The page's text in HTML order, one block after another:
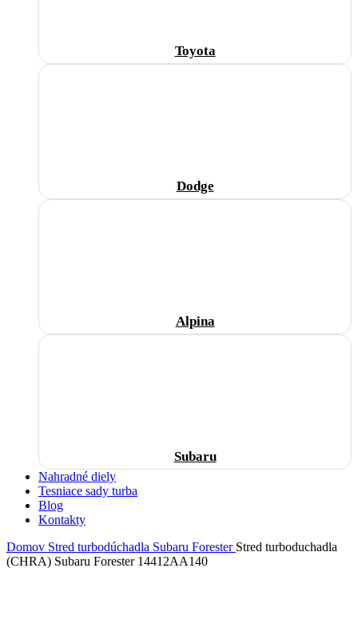
Toyota
Dodge
Alpina
Subaru
Nahradné diely
Tesniace sady turba
Blog
Kontakty
Domov Stred turbodúchadla Subaru Forester Stred turboduchadla
(CHRA) Subaru Forester 14412AA140